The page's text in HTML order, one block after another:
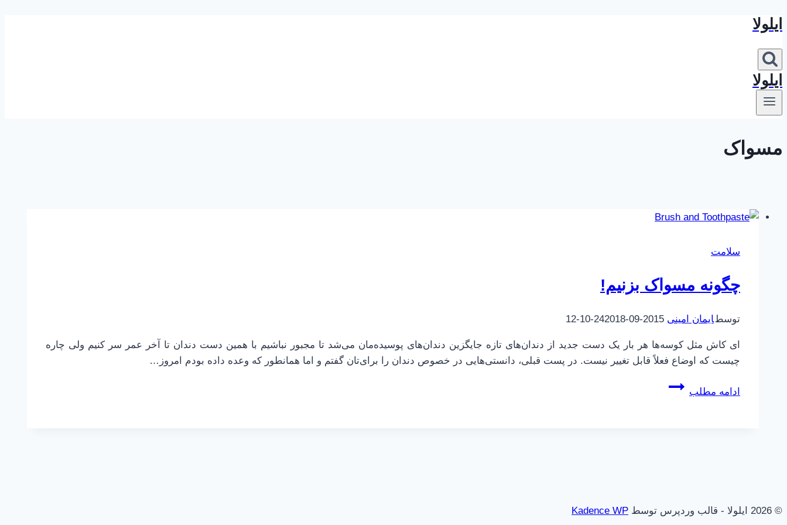
بازگشت
محتوا
ایلولا
ایلولا
مسواک
سلامت
چگونه مسواک بزنیم!
توسطایمان امینی 2015-09-24
2018-10-12
ای کاش مثل کوسه‌ها هر بار یک دست جدید از دندان‌های تازه جایگزین دندان‌های پوسیده‌مان می‌شد تا مجبور نباشیم با همین دست دندان تا آخر عمر سر کنیم ولی چاره
چیست که اوضاع فعلاً قابل تغییر نیست. در پست قبلی، دانستی‌هایی در خصوص دندان را برای‌تان گفتم و اما همانطور که وعده داده بودم امروز…
ادامه مطلب
چگونه
© 2026 ایلولا - قالب وردپرس توسط Kadence WP